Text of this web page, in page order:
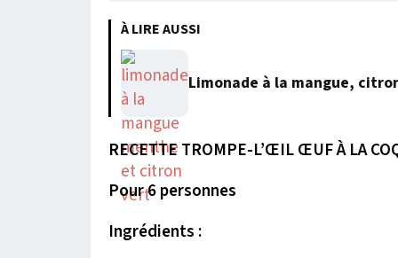
À LIRE AUSSI
Limonade à la mangue,
RECETTE TROMPE-L’ŒIL ŒUF À LA
Pour 6 personnes
Ingrédients :